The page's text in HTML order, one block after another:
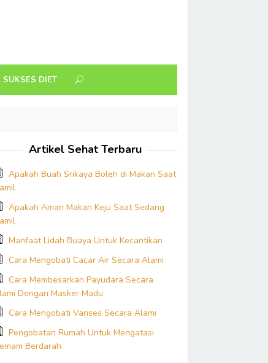
SUKSES DIET
Artikel Sehat Terbaru
Apakah Buah Srikaya Boleh di Makan Saat
Apakah Aman Makan Keju Saat Sedang
Manfaat Lidah Buaya Untuk Kecantikan
Cara Mengobati Cacar Air Secara Alami
Cara Membesarkan Payudara Secara
Dengan Masker Madu
Cara Mengobati Varises Secara Alami
Pengobatan Rumah Untuk Mengatasi
Berdarah